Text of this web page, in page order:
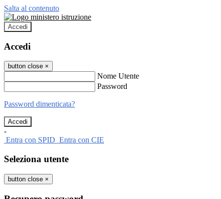
Salta al contenuto
Accedi
Accedi
button close ×
Nome Utente
Password
Password dimenticata?
-
Entra con SPID Entra con CIE
Seleziona utente
button close ×